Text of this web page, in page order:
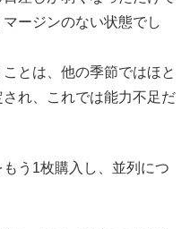
ージンのない状態でし
とは、他の季節ではほと
れ、これでは能力不足だ
う1枚購入し、並列につ